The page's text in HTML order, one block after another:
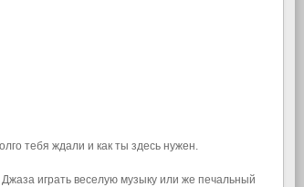
тебя ждали и как ты здесь нужен.
играть веселую музыку или же печальный